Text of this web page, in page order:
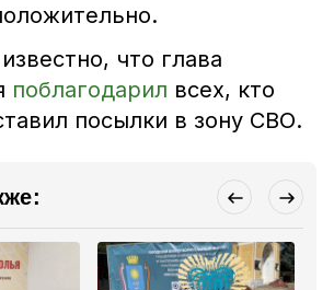
что глава
поблагодарил всех, кто
посылки в зону СВО.